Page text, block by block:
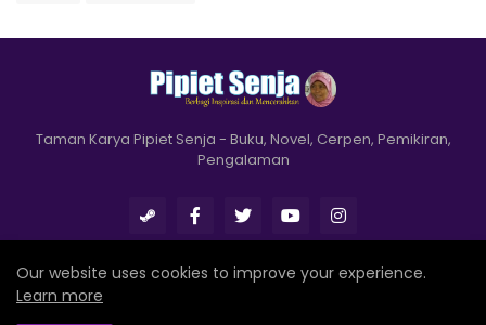
Taman Karya Pipiet Senja - Buku, Novel, Cerpen, Pemikiran,
Pengalaman
Our website uses cookies to improve your experience.
Learn more